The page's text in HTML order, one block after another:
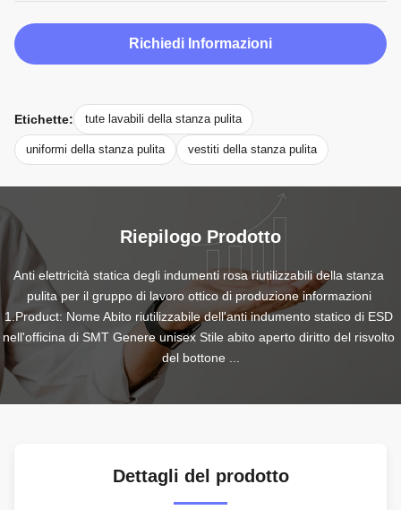
Richiedi Informazioni
Etichette: tute lavabili della stanza pulita
uniformi della stanza pulita vestiti della stanza pulita
Riepilogo Prodotto
Anti elettricità statica degli indumenti rosa riutilizzabili della stanza
pulita per il gruppo di lavoro ottico di produzione informazioni
1.Product: Nome Abito riutilizzabile dell'anti indumento statico di ESD
nell'officina di SMT Genere unisex Stile abito aperto diritto del risvolto
del bottone ...
Dettagli del prodotto